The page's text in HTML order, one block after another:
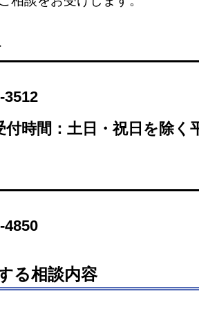
3512
時間：土日・祝日を除く
4850
る相談内容